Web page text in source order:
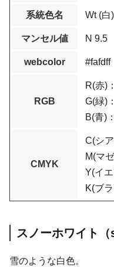
系統色名 Wt (白)
マンセル値 N 9.5
webcolor #fafdff
RGB
R(赤)
G(緑)
B(青)
CMYK
C(シ
M(マ
Y(イ
K(ブ
スノーホワイト
雪のような白色。